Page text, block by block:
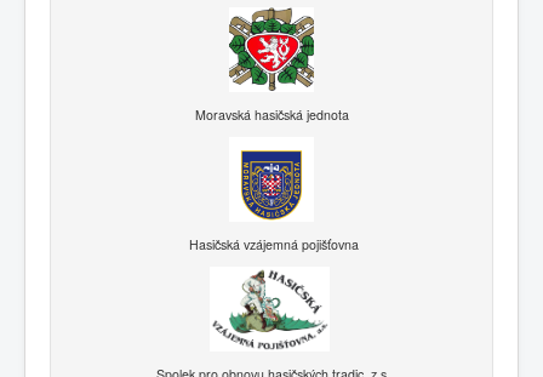
Moravská hasičská jednota
Hasičská vzájemná pojišťovna